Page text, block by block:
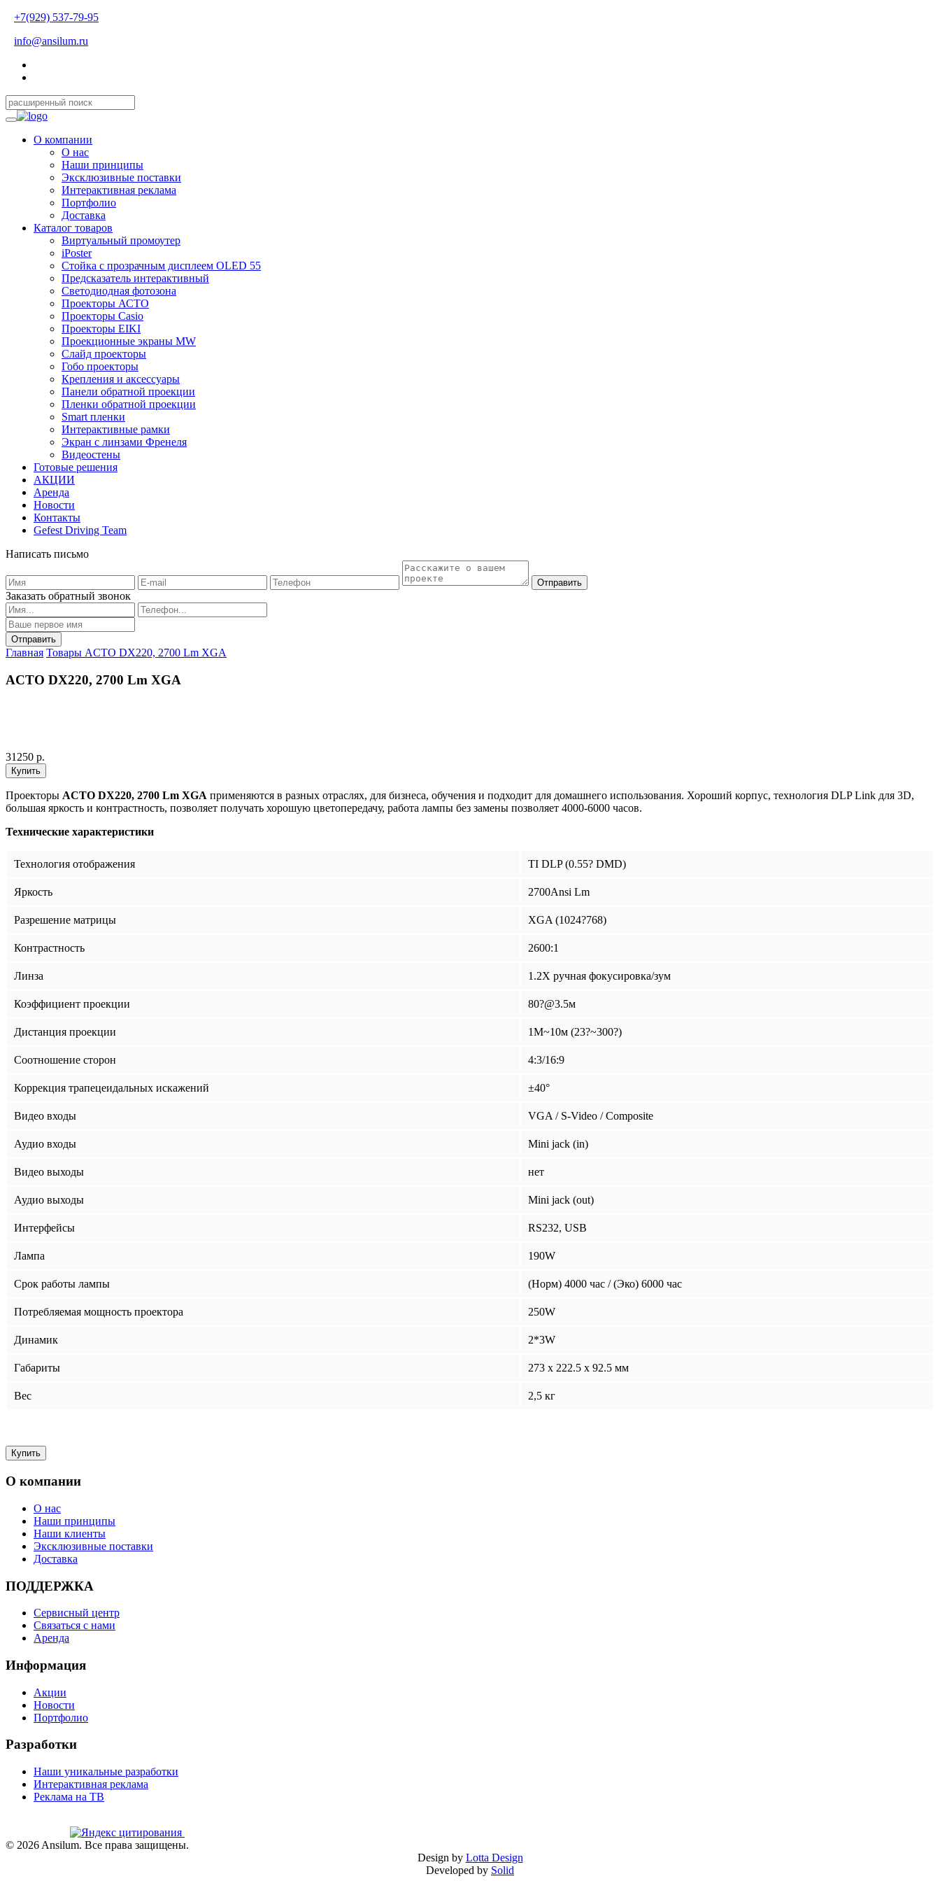
+7(929) 537-79-95
info@ansilum.ru
О компании
О нас
Наши принципы
Эксклюзивные поставки
Интерактивная реклама
Портфолио
Доставка
Каталог товаров
Виртуальный промоутер
iPoster
Стойка с прозрачным дисплеем OLED 55
Предсказатель интерактивный
Светодиодная фотозона
Проекторы АСТО
Проекторы Casio
Проекторы EIKI
Проекционные экраны MW
Слайд проекторы
Гобо проекторы
Крепления и аксессуары
Панели обратной проекции
Пленки обратной проекции
Smart пленки
Интерактивные рамки
Экран с линзами Френеля
Видеостены
Готовые решения
АКЦИИ
Аренда
Новости
Контакты
Gefest Driving Team
Написать письмо
Отправить
Заказать обратный звонок
Главная Товары ACTO DX220, 2700 Lm XGA
ACTO DX220, 2700 Lm XGA
31250 р.
Проекторы ACTO DX220, 2700 Lm XGA применяются в разных отраслях, для бизнеса, обучения и подходит для домашнего использования. Хороший корпус, технология DLP Link для 3D,
большая яркость и контрастность, позволяет получать хорошую цветопередачу, работа лампы без замены позволяет 4000-6000 часов.
Технические характеристики
Технология отображения TI DLP (0.55? DMD)
Яркость 2700Ansi Lm
Разрешение матрицы XGA (1024?768)
Контрастность 2600:1
Линза 1.2X ручная фокусировка/зум
Коэффициент проекции 80?@3.5м
Дистанция проекции 1M~10м (23?~300?)
Соотношение сторон 4:3/16:9
Коррекция трапецеидальных искажений ±40°
Видео входы VGA / S-Video / Composite
Аудио входы Mini jack (in)
Видео выходы нет
Аудио выходы Mini jack (out)
Интерфейсы RS232, USB
Лампа 190W
Срок работы лампы (Норм) 4000 час / (Эко) 6000 час
Потребляемая мощность проектора 250W
Динамик 2*3W
Габариты 273 x 222.5 x 92.5 мм
Вес 2,5 кг
О компании
О нас
Наши принципы
Наши клиенты
Эксклюзивные поставки
Доставка
ПОДДЕРЖКА
Сервисный центр
Связаться с нами
Аренда
Информация
Акции
Новости
Портфолио
Разработки
Наши уникальные разработки
Интерактивная реклама
Реклама на ТВ
© 2026 Ansilum. Все права защищены.
Design by Lotta Design
Developed by Solid